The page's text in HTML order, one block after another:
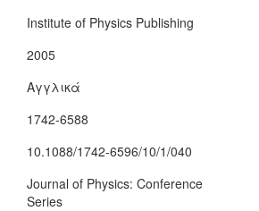
Institute of Physics Publishing
2005
Αγγλικά
1742-6588
10.1088/1742-6596/10/1/040
Journal of Physics: Conference
Series